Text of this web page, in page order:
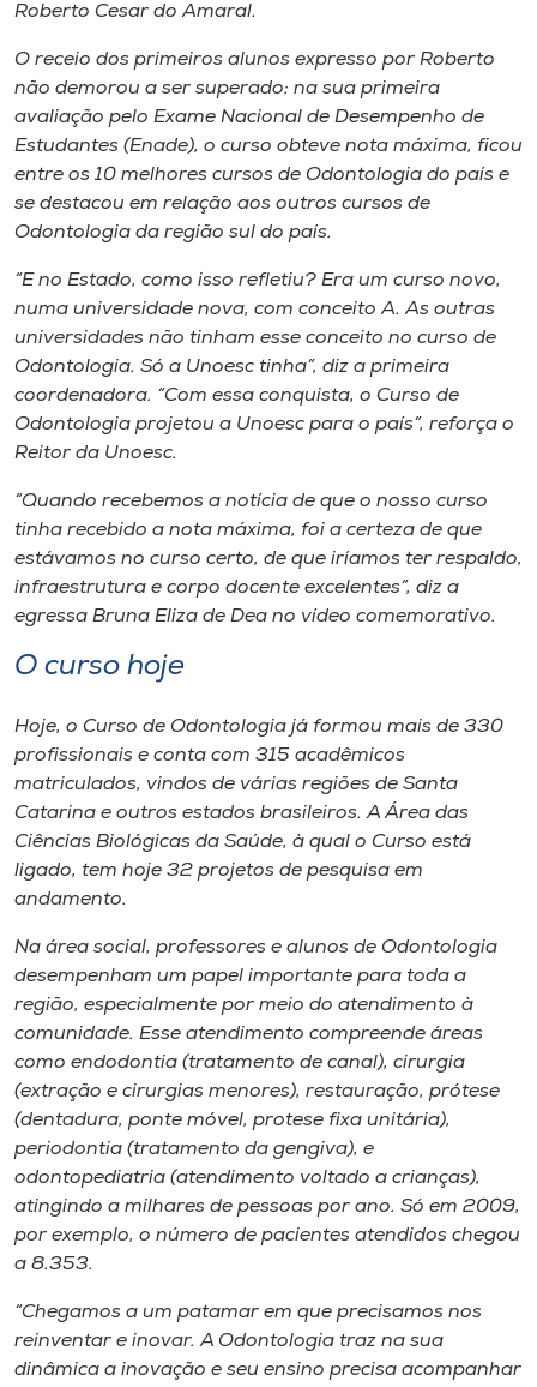
Roberto Cesar do Amaral.
O receio dos primeiros alunos expresso por Roberto
não demorou a ser superado: na sua primeira
avaliação pelo Exame Nacional de Desempenho de
Estudantes (Enade), o curso obteve nota máxima, ficou
entre os 10 melhores cursos de Odontologia do país e
se destacou em relação aos outros cursos de
Odontologia da região sul do país.
“E no Estado, como isso refletiu? Era um curso novo,
numa universidade nova, com conceito A. As outras
universidades não tinham esse conceito no curso de
Odontologia. Só a Unoesc tinha”, diz a primeira
coordenadora. “Com essa conquista, o Curso de
Odontologia projetou a Unoesc para o país”, reforça o
Reitor da Unoesc.
“Quando recebemos a notícia de que o nosso curso
tinha recebido a nota máxima, foi a certeza de que
estávamos no curso certo, de que iríamos ter respaldo,
infraestrutura e corpo docente excelentes”, diz a
egressa Bruna Eliza de Dea no vídeo comemorativo.
O curso hoje
Hoje, o Curso de Odontologia já formou mais de 330
profissionais e conta com 315 acadêmicos
matriculados, vindos de várias regiões de Santa
Catarina e outros estados brasileiros. A Área das
Ciências Biológicas da Saúde, à qual o Curso está
ligado, tem hoje 32 projetos de pesquisa em
andamento.
Na área social, professores e alunos de Odontologia
desempenham um papel importante para toda a
região, especialmente por meio do atendimento à
comunidade. Esse atendimento compreende áreas
como endodontia (tratamento de canal), cirurgia
(extração e cirurgias menores), restauração, prótese
(dentadura, ponte móvel, protese fixa unitária),
periodontia (tratamento da gengiva), e
odontopediatria (atendimento voltado a crianças),
atingindo a milhares de pessoas por ano. Só em 2009,
por exemplo, o número de pacientes atendidos chegou
a 8.353.
“Chegamos a um patamar em que precisamos nos
reinventar e inovar. A Odontologia traz na sua
dinâmica a inovação e seu ensino precisa acompanhar